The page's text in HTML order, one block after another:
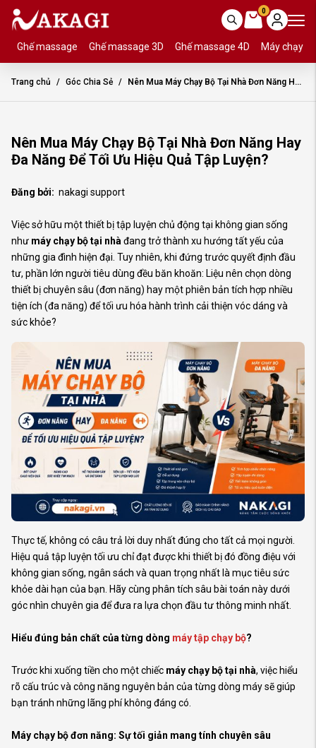
Ghế massage Ghế massage 3D Ghế massage 4D Máy chạy bộ
0
Trang chủ Góc Chia Sẻ Nên Mua Máy Chạy Bộ Tại Nhà Đơn Năng Hay Đa Năng Để Tối Ưu Hiệu Quả Tập Luyện?
Nên Mua Máy Chạy Bộ Tại Nhà Đơn Năng Hay
Đa Năng Để Tối Ưu Hiệu Quả Tập Luyện?
Đăng bởi: nakagi support
Việc sở hữu một thiết bị tập luyện chủ động tại không gian sống
như máy chạy bộ tại nhà đang trở thành xu hướng tất yếu của
những gia đình hiện đại. Tuy nhiên, khi đứng trước quyết định đầu
tư, phần lớn người tiêu dùng đều băn khoăn: Liệu nên chọn dòng
thiết bị chuyên sâu (đơn năng) hay một phiên bản tích hợp nhiều
tiện ích (đa năng) để tối ưu hóa hành trình cải thiện vóc dáng và
sức khỏe?
Thực tế, không có câu trả lời duy nhất đúng cho tất cả mọi người.
Hiệu quả tập luyện tối ưu chỉ đạt được khi thiết bị đó đồng điệu với
không gian sống, ngân sách và quan trọng nhất là mục tiêu sức
khỏe dài hạn của bạn. Hãy cùng phân tích sâu bài toán này dưới
góc nhìn chuyên gia để đưa ra lựa chọn đầu tư thông minh nhất.
Hiểu đúng bản chất của từng dòng máy tập chạy bộ?
Trước khi xuống tiền cho một chiếc máy chạy bộ tại nhà, việc hiểu
rõ cấu trúc và công năng nguyên bản của từng dòng máy sẽ giúp
bạn tránh những lãng phí không đáng có.
Máy chạy bộ đơn năng: Sự tối giản mang tính chuyên sâu